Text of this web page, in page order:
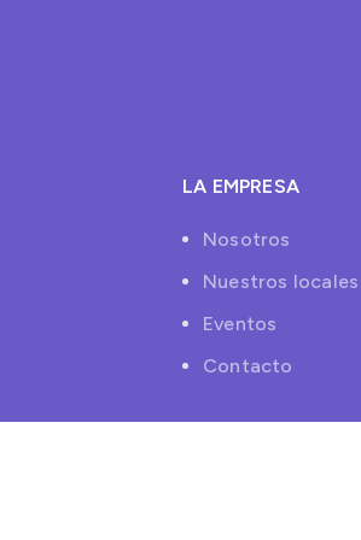
LA EMPRESA
Nosotros
Nuestros locales
Eventos
Contacto